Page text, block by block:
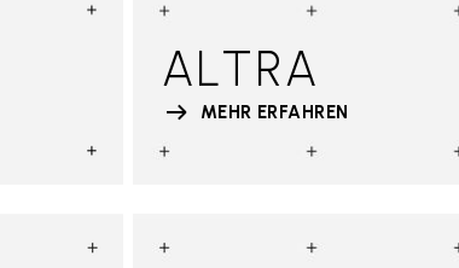
ALTRA
MEHR ERFAHREN